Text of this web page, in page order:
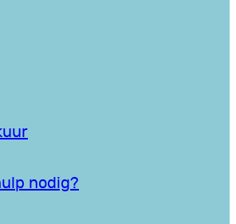
nodig?